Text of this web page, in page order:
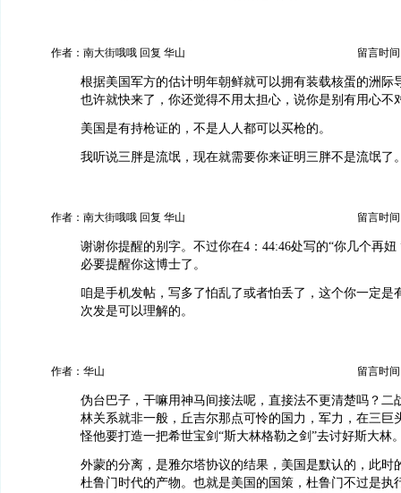
作者：南大街哦哦 回复 华山 留言时间
根据美国军方的估计明年朝鲜就可以拥有装载核蛋的洲际
也许就快来了，你还觉得不用太担心，说你是别有用心不
美国是有持枪证的，不是人人都可以买枪的。
我听说三胖是流氓，现在就需要你来证明三胖不是流氓了
作者：南大街哦哦 回复 华山 留言时间
谢谢你提醒的别字。不过你在4：44:46处写的“你几个再
必要提醒你这博士了。
咱是手机发帖，写多了怕乱了或者怕丢了，这个你一定是
次发是可以理解的。
作者：华山 留言时间
伪台巴子，干嘛用神马间接法呢，直接法不更清楚吗？二
林关系就非一般，丘吉尔那点可怜的国力，军力，在三巨
怪他要打造一把希世宝剑“斯大林格勒之剑”去讨好斯大林
外蒙的分离，是雅尔塔协议的结果，美国是默认的，此时
杜鲁门时代的产物。也就是美国的国策，杜鲁门不过是执